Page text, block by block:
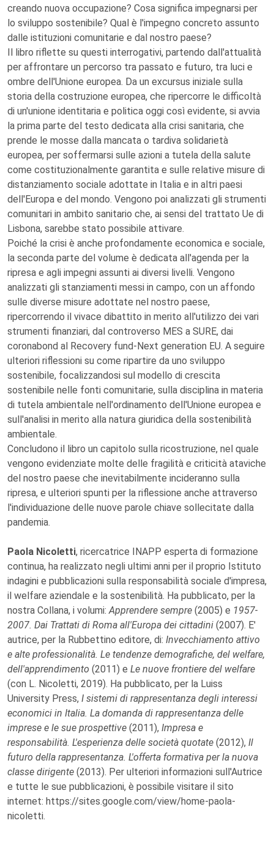
creando nuova occupazione? Cosa significa impegnarsi per
lo sviluppo sostenibile? Qual è l'impegno concreto assunto
dalle istituzioni comunitarie e dal nostro paese?
Il libro riflette su questi interrogativi, partendo dall'attualità
per affrontare un percorso tra passato e futuro, tra luci e
ombre dell'Unione europea. Da un excursus iniziale sulla
storia della costruzione europea, che ripercorre le difficoltà
di un'unione identitaria e politica oggi così evidente, si avvia
la prima parte del testo dedicata alla crisi sanitaria, che
prende le mosse dalla mancata o tardiva solidarietà
europea, per soffermarsi sulle azioni a tutela della salute
come costituzionalmente garantita e sulle relative misure di
distanziamento sociale adottate in Italia e in altri paesi
dell'Europa e del mondo. Vengono poi analizzati gli strumenti
comunitari in ambito sanitario che, ai sensi del trattato Ue di
Lisbona, sarebbe stato possibile attivare.
Poiché la crisi è anche profondamente economica e sociale,
la seconda parte del volume è dedicata all'agenda per la
ripresa e agli impegni assunti ai diversi livelli. Vengono
analizzati gli stanziamenti messi in campo, con un affondo
sulle diverse misure adottate nel nostro paese,
ripercorrendo il vivace dibattito in merito all'utilizzo dei vari
strumenti finanziari, dal controverso MES a SURE, dai
coronabond al Recovery fund-Next generation EU. A seguire
ulteriori riflessioni su come ripartire da uno sviluppo
sostenibile, focalizzandosi sul modello di crescita
sostenibile nelle fonti comunitarie, sulla disciplina in materia
di tutela ambientale nell'ordinamento dell'Unione europea e
sull'analisi in merito alla natura giuridica della sostenibilità
ambientale.
Concludono il libro un capitolo sulla ricostruzione, nel quale
vengono evidenziate molte delle fragilità e criticità ataviche
del nostro paese che inevitabilmente incideranno sulla
ripresa, e ulteriori spunti per la riflessione anche attraverso
l'individuazione delle nuove parole chiave sollecitate dalla
pandemia.
Paola Nicoletti, ricercatrice INAPP esperta di formazione
continua, ha realizzato negli ultimi anni per il proprio Istituto
indagini e pubblicazioni sulla responsabilità sociale d'impresa,
il welfare aziendale e la sostenibilità. Ha pubblicato, per la
nostra Collana, i volumi:Apprendere sempre (2005) e 1957-
2007. Dai Trattati di Roma all'Europa dei cittadini (2007). E'
autrice, per la Rubbettino editore, di: Invecchiamento attivo
e alte professionalità. Le tendenze demografiche, del welfare,
dell'apprendimento (2011) e Le nuove frontiere del welfare
(con L. Nicoletti, 2019). Ha pubblicato, per la Luiss
University Press, I sistemi di rappresentanza degli interessi
economici in Italia. La domanda di rappresentanza delle
imprese e le sue prospettive (2011), Impresa e
responsabilità. L'esperienza delle società quotate (2012), Il
futuro della rappresentanza. L'offerta formativa per la nuova
classe dirigente (2013). Per ulteriori informazioni sull'Autrice
e tutte le sue pubblicazioni, è possibile visitare il sito
internet: https://sites.google.com/view/home-paola-
nicoletti.